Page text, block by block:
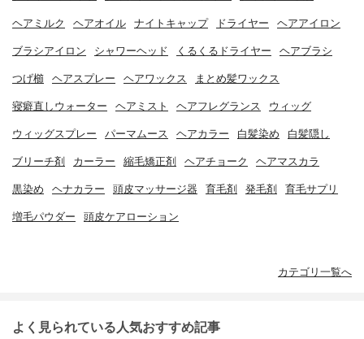
ヘアミルク ヘアオイル ナイトキャップ ドライヤー ヘアアイロン
ブラシアイロン シャワーヘッド くるくるドライヤー ヘアブラシ
つげ櫛 ヘアスプレー ヘアワックス まとめ髪ワックス
寝癖直しウォーター ヘアミスト ヘアフレグランス ウィッグ
ウィッグスプレー パーマムース ヘアカラー 白髪染め 白髪隠し
ブリーチ剤 カーラー 縮毛矯正剤 ヘアチョーク ヘアマスカラ
黒染め ヘナカラー 頭皮マッサージ器 育毛剤 発毛剤 育毛サプリ
増毛パウダー 頭皮ケアローション
カテゴリ一覧へ
よく見られている人気おすすめ記事